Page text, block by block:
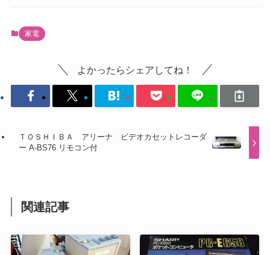
家電
よかったらシェアしてね！
ＴＯＳＨＩＢＡ アリーナ ビデオカセットレコーダ
ー A-BS76 リモコン付
関連記事